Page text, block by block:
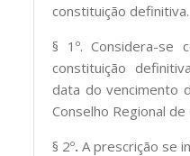
constituição definitiva.
§ 1º. Considera-se
constituição
data do vencimento
Conselho Regional
§ 2º.A prescrição se